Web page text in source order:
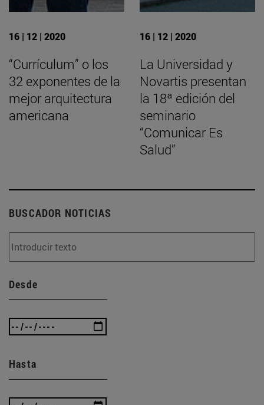
16 | 12 | 2020
“Currículum” o los
32 exponentes de la
mejor arquitectura
americana
16 | 12 | 2020
La Universidad y
Novartis presentan
la 18ª edición del
seminario
“Comunicar Es
Salud”
BUSCADOR NOTICIAS
Desde
Hasta